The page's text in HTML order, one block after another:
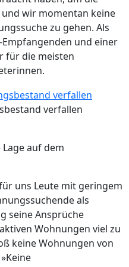
wir momentan keine
zu gehen. Als
und einer
für die meisten
verfallen
auf dem
uns Leute mit geringem
als
seine Ansprüche
Wohnungen viel zu
keine Wohnungen von